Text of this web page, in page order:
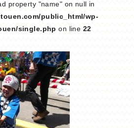
property "name" on null in
public_html/wp-
single.php on line 22